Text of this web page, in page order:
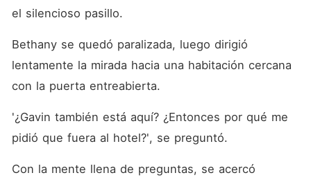
el silencioso pasillo.
Bethany se quedó paralizada, luego dirigió
lentamente la mirada hacia una habitación cercana
con la puerta entreabierta.
'¿Gavin también está aquí? ¿Entonces por qué me
pidió que fuera al hotel?', se preguntó.
Con la mente llena de preguntas, se acercó